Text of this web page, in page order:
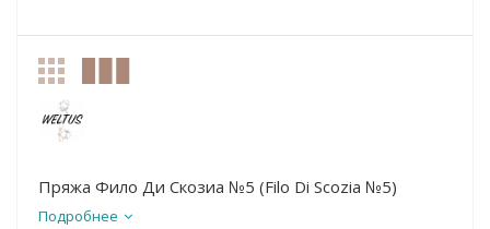
Пряжа Фило Ди Скозиа №5 (Filo Di Scozia №5)
Подробнее